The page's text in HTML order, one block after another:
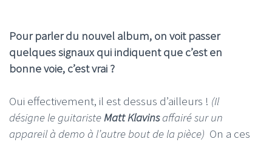
Pour parler du nouvel album, on voit passer
quelques signaux qui indiquent que c’est en
bonne voie, c’est vrai ?
Oui effectivement, il est dessus d’ailleurs ! (Il
désigne le guitaristeMatt Klavinsaffairé sur un
appareil à demo à l’autre bout de la pièce) On a ces